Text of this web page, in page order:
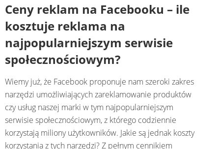
Ceny reklam na Facebooku – ile
kosztuje reklama na
najpopularniejszym serwisie
społecznościowym?
Wiemy już, że Facebook proponuje nam szeroki zakres
narzędzi umożliwiających zareklamowanie produktów
czy usług naszej marki w tym najpopularniejszym
serwisie społecznościowym, z którego codziennie
korzystają miliony użytkowników. Jakie są jednak koszty
korzystania z tych narzędzi? Z pełnym cennikiem